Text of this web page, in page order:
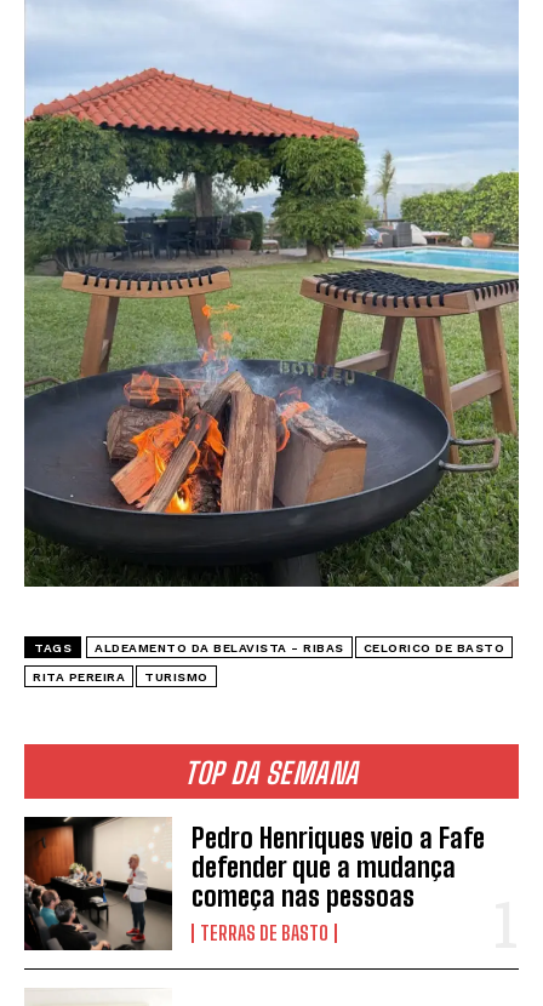
SUBSCREVER
Li e aceito a vossaPolitica de Privacidade.
TOP DA SEMANA
Pedro Henriques veio a Fafe
defender que a mudança
começa nas pessoas
TERRAS DE BASTO
TAGS ALDEAMENTO DA BELAVISTA - RIBAS CELORICO DE BASTO
RITA PEREIRA TURISMO